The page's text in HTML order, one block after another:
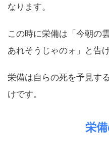
なります。
この時に栄備は「今朝の
あれそうじゃのォ」と告
栄備は自らの死を予見す
けです。
栄